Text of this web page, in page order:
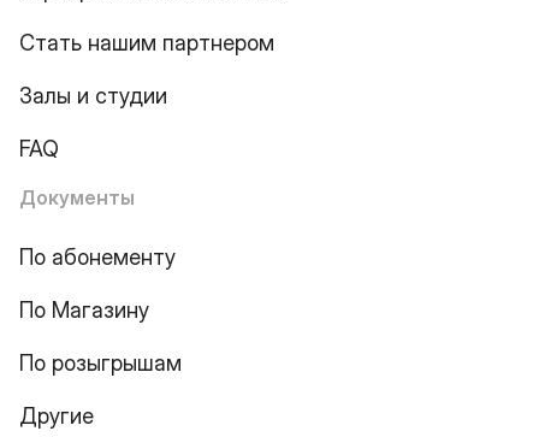
Стать нашим партнером
Залы и студии
FAQ
Документы
По абонементу
По Магазину
По розыгрышам
Другие